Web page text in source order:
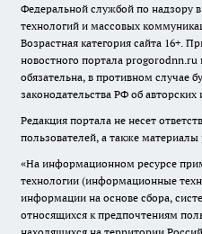
Федеральной службой по надзору
технологий и массовых
Возрастная категория сайта 16+.
новостного портала progorodnn.ru
обязательна, в противном случае
законодательства РФ об
Редакция портала не несет
пользователей, а также
«На информационном ресурсе
технологии (информационные
информации на основе сбора,
относящихся к предпочтениям